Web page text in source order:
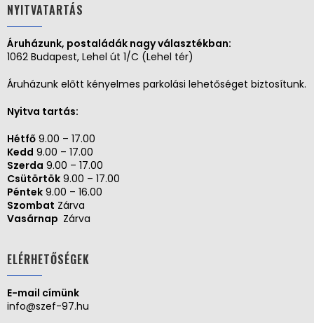
NYITVATARTÁS
Áruházunk, postaládák nagy választékban:
1062 Budapest, Lehel út 1/C (Lehel tér)
Áruházunk előtt kényelmes parkolási lehetőséget biztosítunk.
Nyitva tartás:
Hétfő 9.00 – 17.00
Kedd 9.00 – 17.00
Szerda 9.00 – 17.00
Csütörtök 9.00 – 17.00
Péntek 9.00 – 16.00
Szombat Zárva
Vasárnap Zárva
ELÉRHETŐSÉGEK
E-mail címünk
info@szef-97.hu